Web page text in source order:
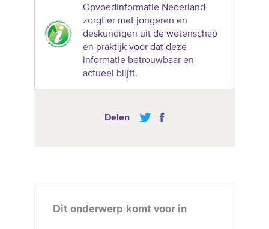
Opvoedinformatie Nederland
zorgt er met jongeren en
deskundigen uit de wetenschap
en praktijk voor dat deze
informatie betrouwbaar en
actueel blijft.
Delen
Dit onderwerp komt voor in